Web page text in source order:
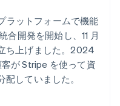
ラットフォームで機能
合開発を開始し、11 月
ち上げました。2024
客が Stripe を使って資
していました。